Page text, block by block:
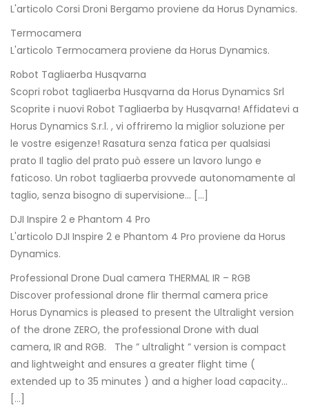
L'articolo Corsi Droni Bergamo proviene da Horus Dynamics.
Termocamera
L'articolo Termocamera proviene da Horus Dynamics.
Robot Tagliaerba Husqvarna
Scopri robot tagliaerba Husqvarna da Horus Dynamics Srl
Scoprite i nuovi Robot Tagliaerba by Husqvarna! Affidatevi a
Horus Dynamics S.r.l. , vi offriremo la miglior soluzione per
le vostre esigenze! Rasatura senza fatica per qualsiasi
prato Il taglio del prato può essere un lavoro lungo e
faticoso. Un robot tagliaerba provvede autonomamente al
taglio, senza bisogno di supervisione… […]
DJI Inspire 2 e Phantom 4 Pro
L'articolo DJI Inspire 2 e Phantom 4 Pro proviene da Horus
Dynamics.
Professional Drone Dual camera THERMAL IR – RGB
Discover professional drone flir thermal camera price
Horus Dynamics is pleased to present the Ultralight version
of the drone ZERO, the professional Drone with dual
camera, IR and RGB. The ” ultralight ” version is compact
and lightweight and ensures a greater flight time (
extended up to 35 minutes ) and a higher load capacity…
[…]